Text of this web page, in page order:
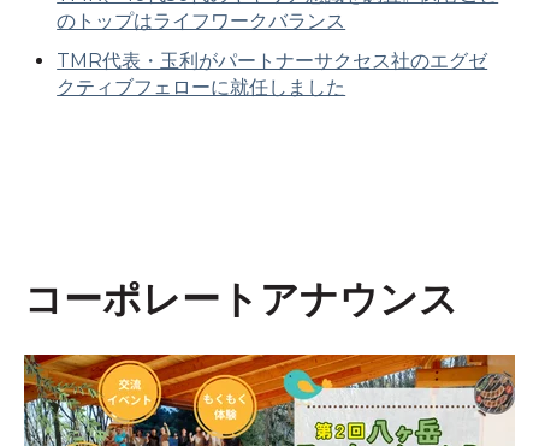
のトップはライフワークバランス
TMR代表・玉利がパートナーサクセス社のエグゼ
クティブフェローに就任しました
コーポレートアナウンス